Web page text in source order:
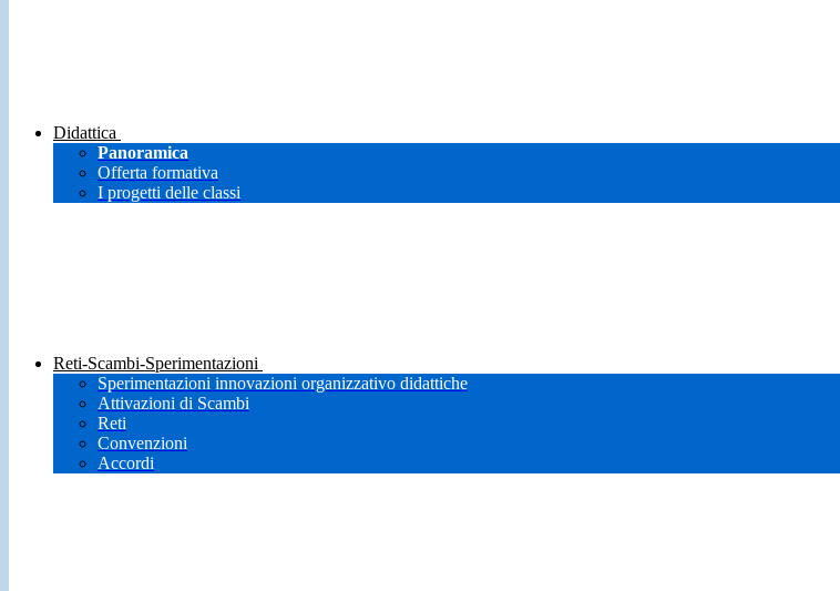
Didattica
Panoramica
Offerta formativa
I progetti delle classi
Reti-Scambi-Sperimentazioni
Sperimentazioni innovazioni organizzativo didattiche
Attivazioni di Scambi
Reti
Convenzioni
Accordi